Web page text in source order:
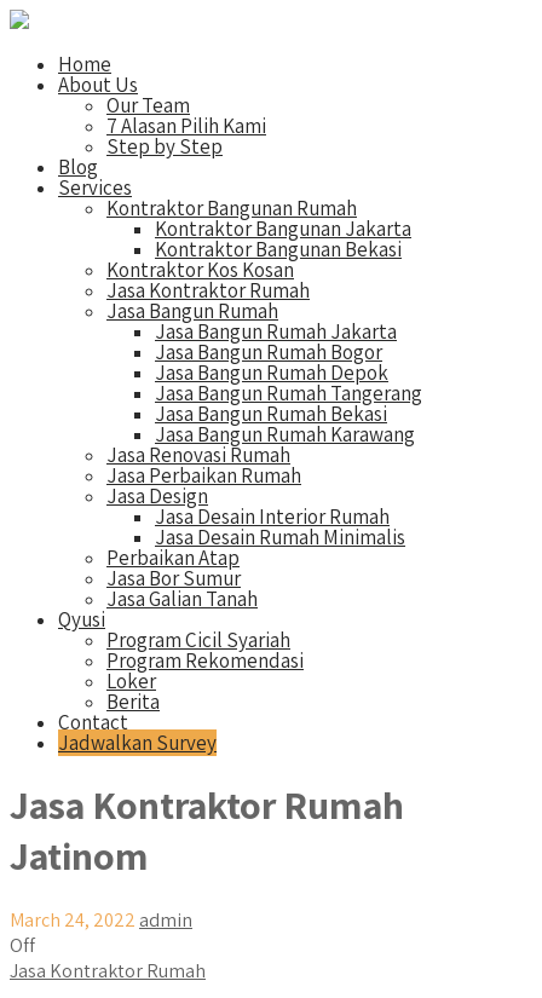
Home
About Us
Our Team
7 Alasan Pilih Kami
Step by Step
Blog
Services
Kontraktor Bangunan Rumah
Kontraktor Bangunan Jakarta
Kontraktor Bangunan Bekasi
Kontraktor Kos Kosan
Jasa Kontraktor Rumah
Jasa Bangun Rumah
Jasa Bangun Rumah Jakarta
Jasa Bangun Rumah Bogor
Jasa Bangun Rumah Depok
Jasa Bangun Rumah Tangerang
Jasa Bangun Rumah Bekasi
Jasa Bangun Rumah Karawang
Jasa Renovasi Rumah
Jasa Perbaikan Rumah
Jasa Design
Jasa Desain Interior Rumah
Jasa Desain Rumah Minimalis
Perbaikan Atap
Jasa Bor Sumur
Jasa Galian Tanah
Qyusi
Program Cicil Syariah
Program Rekomendasi
Loker
Berita
Contact
Jadwalkan Survey
Jasa Kontraktor Rumah
Jatinom
March 24, 2022 admin
Off
Jasa Kontraktor Rumah